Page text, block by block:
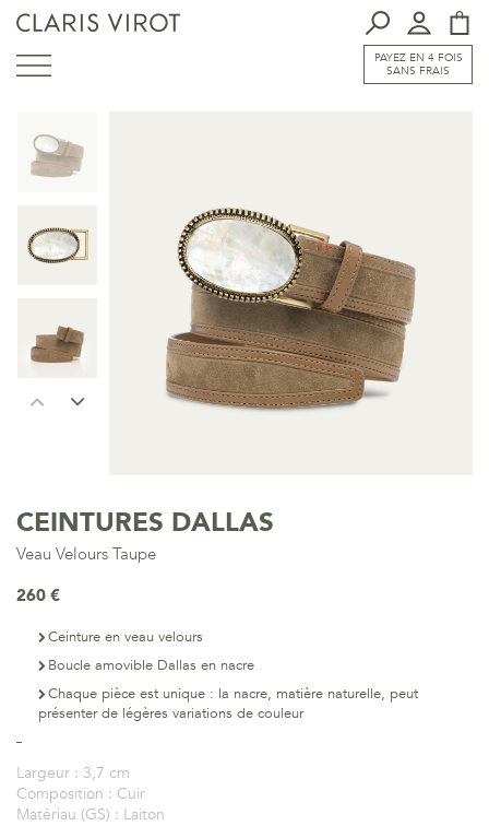
PAYEZ EN 4 FOIS
SANS FRAIS
CEINTURES DALLAS
Veau Velours Taupe
260 €
Ceinture en veau velours
Boucle amovible Dallas en nacre
Chaque pièce est unique : la nacre, matière naturelle, peut
présenter de légères variations de couleur
Largeur : 3,7 cm
Composition : Cuir
Matériau (GS) : Laiton